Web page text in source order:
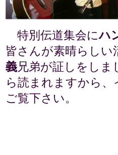
特別伝道集会にハ
皆さんが素晴らしい
義兄弟が証しをし
ら読まれますから
ご覧下さい。